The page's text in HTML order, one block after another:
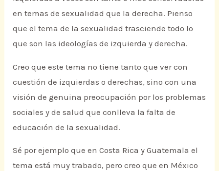
en temas de sexualidad que la derecha. Pienso
que el tema de la sexualidad trasciende todo lo
que son las ideologías de izquierda y derecha.
Creo que este tema no tiene tanto que ver con
cuestión de izquierdas o derechas, sino con una
visión de genuina preocupación por los problemas
sociales y de salud que conlleva la falta de
educación de la sexualidad.
Sé por ejemplo que en Costa Rica y Guatemala el
tema está muy trabado, pero creo que en México